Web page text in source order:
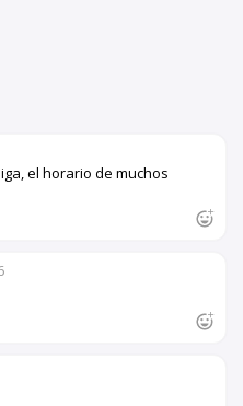
el horario de muchos